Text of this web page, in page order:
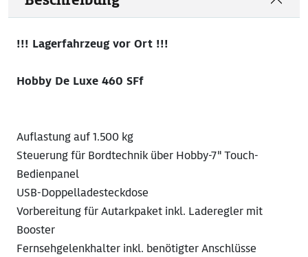
!!! Lagerfahrzeug vor Ort !!!
Hobby De Luxe 460 SFf
Auflastung auf 1.500 kg
Steuerung für Bordtechnik über Hobby-7" Touch-
Bedienpanel
USB-Doppelladesteckdose
Vorbereitung für Autarkpaket inkl. Laderegler mit
Booster
Fernsehgelenkhalter inkl. benötigter Anschlüsse